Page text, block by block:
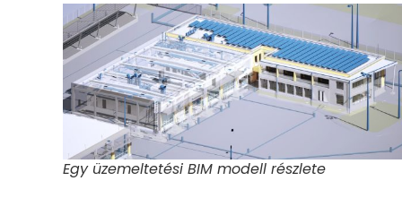
Egy üzemeltetési BIM modell részlete